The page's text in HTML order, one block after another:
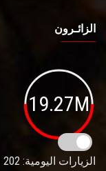
الزائـرون
19.27M
الزيارات اليومية: 202